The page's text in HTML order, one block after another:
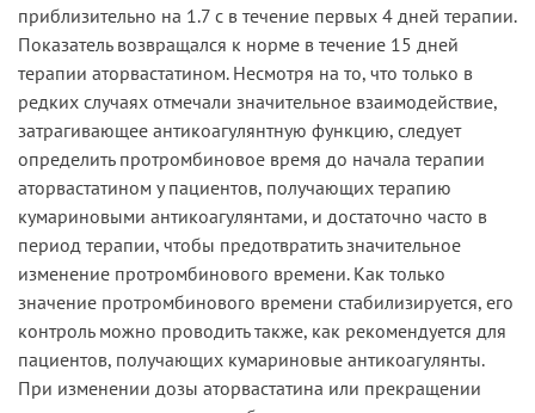
приблизительно на 1.7 с в течение первых 4 дней терапии.
Показатель возвращался к норме в течение 15 дней
терапии аторвастатином. Несмотря на то, что только в
редких случаях отмечали значительное взаимодействие,
затрагивающее антикоагулянтную функцию, следует
определить протромбиновое время до начала терапии
аторвастатином у пациентов, получающих терапию
кумариновыми антикоагулянтами, и достаточно часто в
период терапии, чтобы предотвратить значительное
изменение протромбинового времени. Как только
значение протромбинового времени стабилизируется, его
контроль можно проводить также, как рекомендуется для
пациентов, получающих кумариновые антикоагулянты.
При изменении дозы аторвастатина или прекращении